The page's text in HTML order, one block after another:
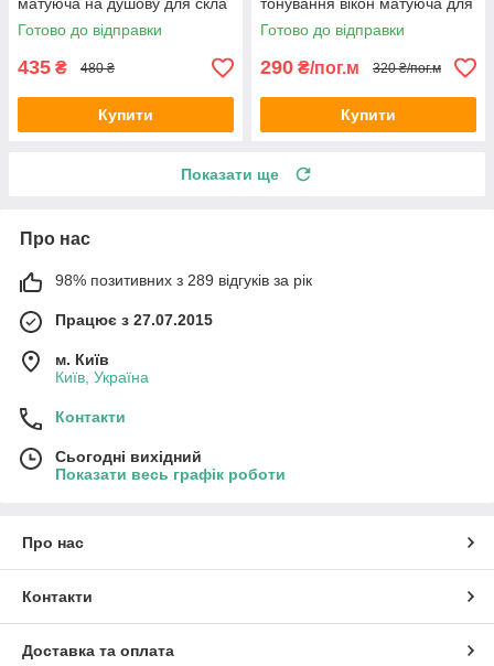
матуюча на душову для скла
1000х1500 мм
Готово до відправки
435 ₴ 480 ₴
Купити
тонування вікон матуюча для
вікон кошенята кіт 1 пог.м
1000х1000 мм
Готово до відправки
290 ₴/пог.м 320 ₴/пог.м
Купити
Показати ще
Про нас
98% позитивних з 289 відгуків за рік
Працює з 27.07.2015
м. Київ
Київ, Україна
Контакти
Сьогодні вихідний
Показати весь графік роботи
Про нас
Контакти
Доставка та оплата